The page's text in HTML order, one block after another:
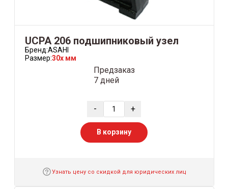
UCPA 206 подшипниковый узел
Бренд:ASAHI
Размер:30x мм
Предзаказ
7 дней
- +
В корзину
Узнать цену со скидкой для юридических лиц